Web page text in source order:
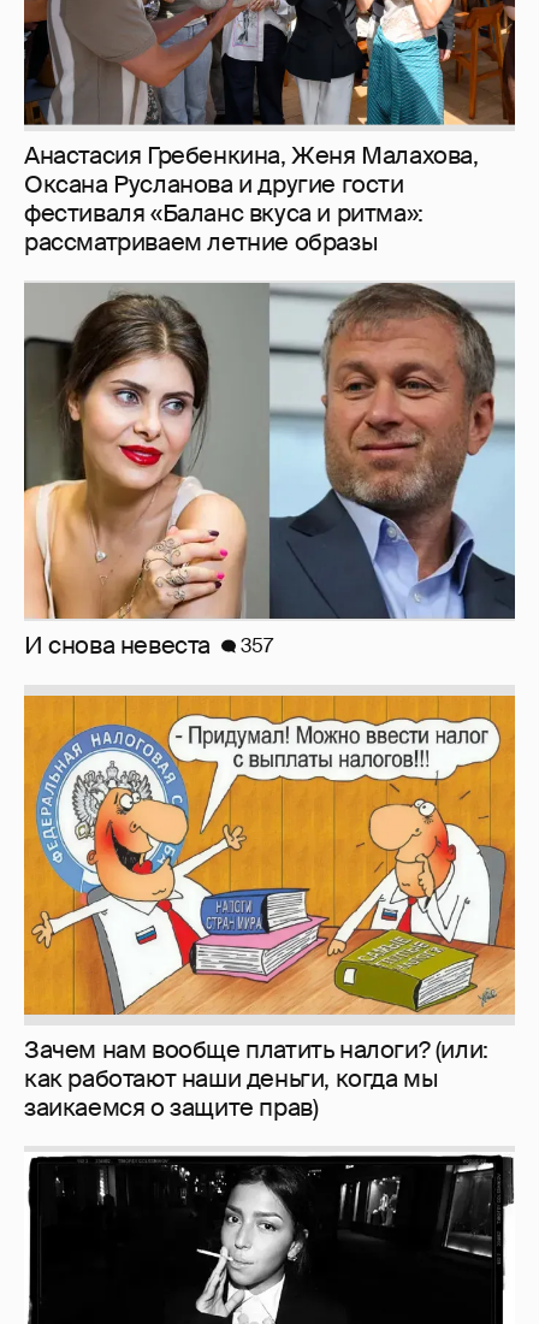
Анастасия Гребенкина, Женя Малахова,
Оксана Русланова и другие гости
фестиваля «Баланс вкуса и ритма»:
рассматриваем летние образы
И снова невеста 357
Зачем нам вообще платить налоги? (или:
как работают наши деньги, когда мы
заикаемся о защите прав)